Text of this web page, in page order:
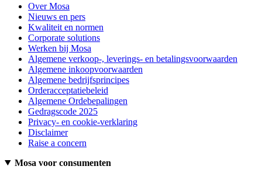
Over Mosa
Nieuws en pers
Kwaliteit en normen
Corporate solutions
Werken bij Mosa
Algemene verkoop-, leverings- en betalingsvoorwaarden
Algemene inkoopvoorwaarden
Algemene bedrijfsprincipes
Orderacceptatiebeleid
Algemene Ordebepalingen
Gedragscode 2025
Privacy- en cookie-verklaring
Disclaimer
Raise a concern
Mosa voor consumenten